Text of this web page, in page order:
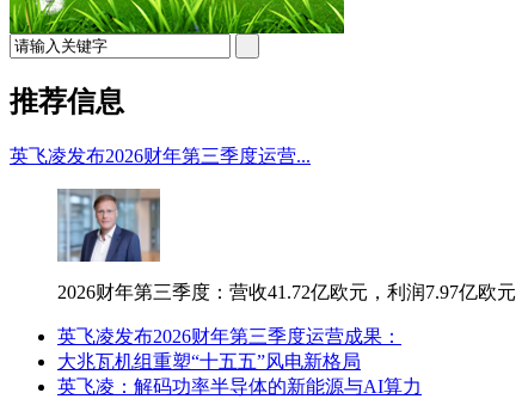
推荐信息
英飞凌发布2026财年第三季度运营...
2026财年第三季度：营收41.72亿欧元，利润7.97亿欧元
英飞凌发布2026财年第三季度运营成果：
大兆瓦机组重塑“十五五”风电新格局
英飞凌：解码功率半导体的新能源与AI算力